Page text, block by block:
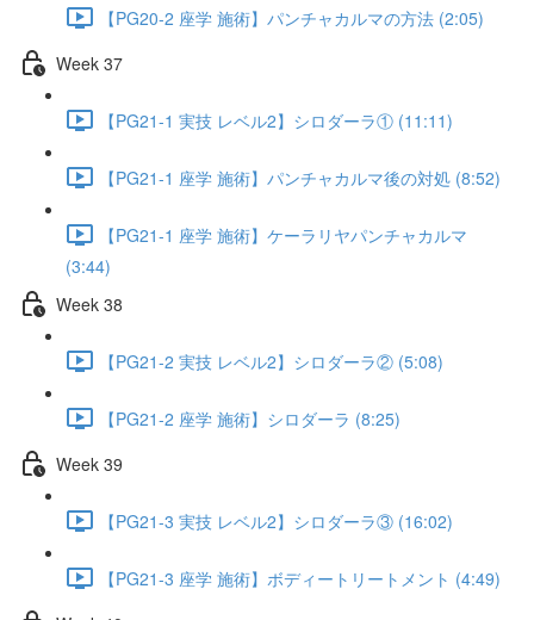
【PG20-2 座学 施術】パンチャカルマの方法 (2:05)
Week 37
【PG21-1 実技 レベル2】シロダーラ① (11:11)
【PG21-1 座学 施術】パンチャカルマ後の対処 (8:52)
【PG21-1 座学 施術】ケーラリヤパンチャカルマ
(3:44)
Week 38
【PG21-2 実技 レベル2】シロダーラ② (5:08)
【PG21-2 座学 施術】シロダーラ (8:25)
Week 39
【PG21-3 実技 レベル2】シロダーラ③ (16:02)
【PG21-3 座学 施術】ボディートリートメント (4:49)